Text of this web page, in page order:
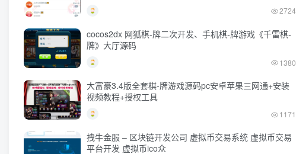
2724
cocos2dx 网狐棋-牌二次开发、手机棋-牌游戏《千雷棋-
牌》大厅源码
1380
大富豪3.4版全套棋-牌游戏源码pc安卓苹果三网通+安装
视频教程+授权工具
1171
拽牛金服 – 区块链开发公司 虚拟币交易系统 虚拟币交易
平台开发 虚拟币ico众